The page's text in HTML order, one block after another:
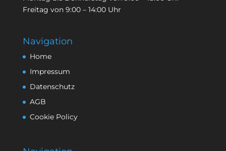
Freitag von 9:00 – 14:00 Uhr
Navigation
Home
Impressum
Datenschutz
AGB
Cookie Policy